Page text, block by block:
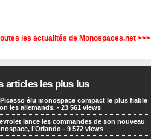
les actualités de Monospaces.net >>>
articles les plus lus
élu monospace compact le plus fiable
les allemands. - 23 561 views
lance les commandes de son nouveau
l’Orlando - 9 572 views